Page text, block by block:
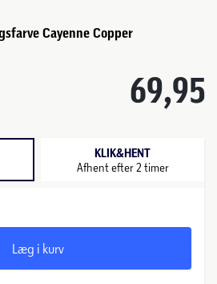
Cayenne Copper
69,95
KLIK&HENT
Afhent efter 2 timer
Læg i kurv